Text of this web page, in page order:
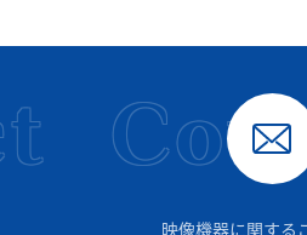
映像機器に関する